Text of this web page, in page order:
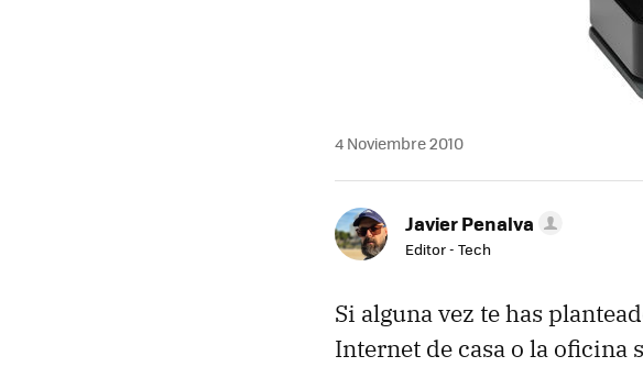
4 Noviembre 2010
Javier Penalva
Editor - Tech
Si alguna vez te has
Internet de casa o la oficina